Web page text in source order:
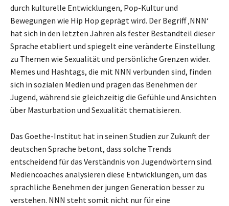
durch kulturelle Entwicklungen, Pop-Kultur und
Bewegungen wie Hip Hop geprägt wird. Der Begriff ‚NNN‘
hat sich in den letzten Jahren als fester Bestandteil dieser
Sprache etabliert und spiegelt eine veränderte Einstellung
zu Themen wie Sexualität und persönliche Grenzen wider.
Memes und Hashtags, die mit NNN verbunden sind, finden
sich in sozialen Medien und prägen das Benehmen der
Jugend, während sie gleichzeitig die Gefühle und Ansichten
über Masturbation und Sexualität thematisieren.
Das Goethe-Institut hat in seinen Studien zur Zukunft der
deutschen Sprache betont, dass solche Trends
entscheidend für das Verständnis von Jugendwörtern sind.
Mediencoaches analysieren diese Entwicklungen, um das
sprachliche Benehmen der jungen Generation besser zu
verstehen. NNN steht somit nicht nur für eine